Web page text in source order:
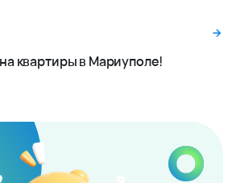
квартиры в Мариуполе!